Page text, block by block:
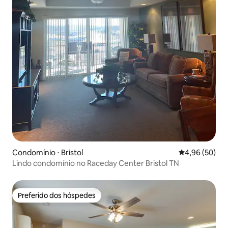
Condomínio ⋅ Bristol 4,96 de uma
4,96 (50)
Lindo condomínio no Raceday Center Bristol TN
Preferido dos hóspedes
Preferido dos hóspedes